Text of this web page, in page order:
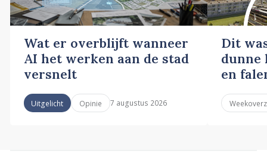
Wat er overblijft wanneer
AI het werken aan de stad
versnelt
Uitgelicht Opinie 7 augustus 2026
Dit
dunne
en